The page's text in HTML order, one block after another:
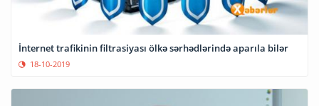
İnternet trafikinin filtrasiyası ölkə sərhədlərində aparıla bilər
18-10-2019